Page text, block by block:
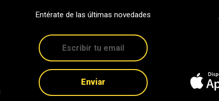
Entérate de las últimas novedades
Enviar